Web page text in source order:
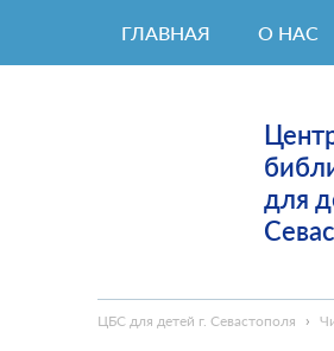
ГЛАВНАЯ О НАС
для
ЦБС для детей г. Севастополя ›